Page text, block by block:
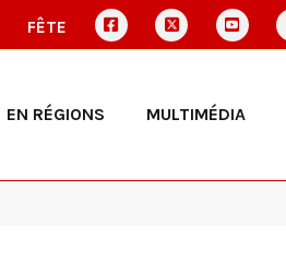
FÊTE
EN RÉGIONS MULTIMÉDIA